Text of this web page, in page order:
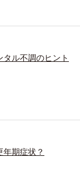
ル不調のヒント
期症状？